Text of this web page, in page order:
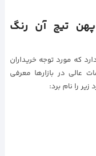
تیچ آن رنگ
که مورد توجه خریداران
در بازارها معرفی
را نام برد: